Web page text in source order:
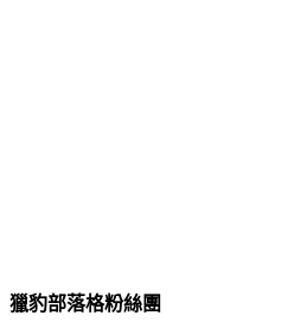
獵豹部落格粉絲團